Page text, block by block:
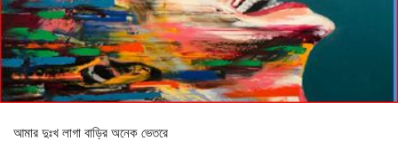
আমার দুঃখ লাগা বাড়ির অনেক ভেতরে